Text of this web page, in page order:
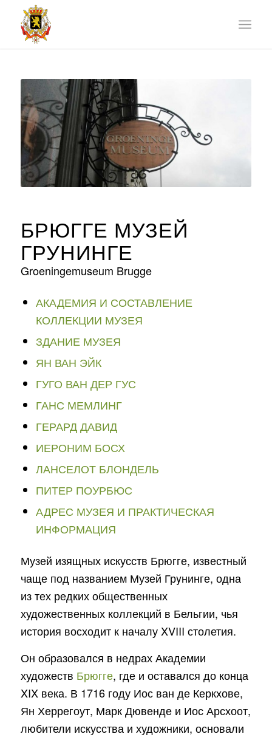
БРЮГГЕ МУЗЕЙ
ГРУНИНГЕ
Groeningemuseum Brugge
АКАДЕМИЯ И СОСТАВЛЕНИЕ
КОЛЛЕКЦИИ МУЗЕЯ
ЗДАНИЕ МУЗЕЯ
ЯН ВАН ЭЙК
ГУГО ВАН ДЕР ГУС
ГАНС МЕМЛИНГ
ГЕРАРД ДАВИД
ИЕРОНИМ БОСХ
ЛАНСЕЛОТ БЛОНДЕЛЬ
ПИТЕР ПОУРБЮС
АДРЕС МУЗЕЯ И ПРАКТИЧЕСКАЯ
ИНФОРМАЦИЯ
Музей изящных искусств Брюгге, известный
чаще под названием Музей Грyнинге, одна
из тех редких общественных
художественных коллекций в Бельгии, чья
история восходит к началу XVIII столетия.
Он образовался в недрах Академии
художеств Брюгге, где и оставался до конца
XIX века. В 1716 году Иос ван де Керкхове,
Ян Херрегоут, Марк Дювенде и Иос Арсхоот,
любители искусства и художники, основали